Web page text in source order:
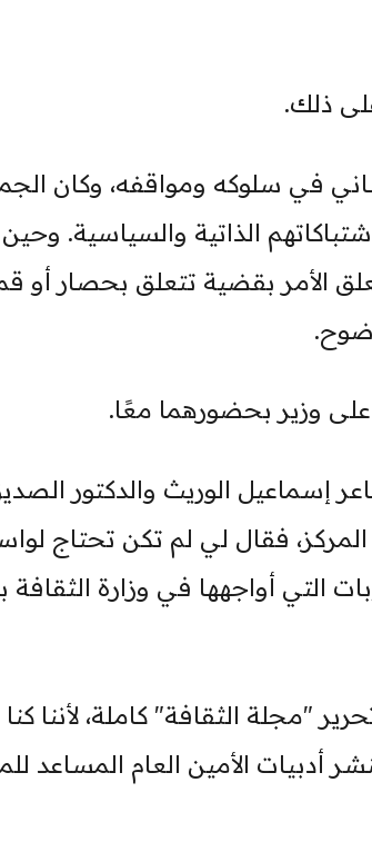
ذلك.
في سلوكه ومواقفه، وكان
الذاتية والسياسية.
الأمر بقضية تتعلق بحصار أو
وزير بحضورهما معًا.
إسماعيل الوريث والدكتور
فقال لي لم تكن تحتاج
التي أواجهها في وزارة
"مجلة الثقافة" كاملة، لأننا
أدبيات الأمين العام المساعد